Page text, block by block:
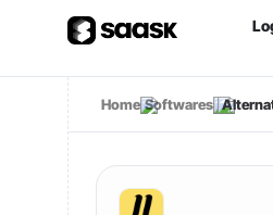
Home Softwares